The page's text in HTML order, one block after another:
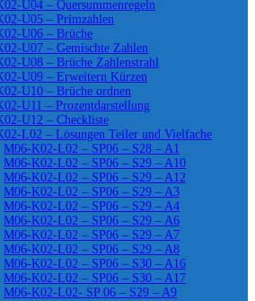
U04 – Quersummenregeln
U05 – Primzahlen
U06 – Brüche
U07 – Gemischte Zahlen
U08 – Brüche Zahlenstrahl
U09 – Erweitern Kürzen
U10 – Brüche ordnen
U11 – Prozentdarstellung
U12 – Checkliste
L02 – Lösungen Teiler und Vielfache
M06-K02-L02 – SP06 – S28 – A1
M06-K02-L02 – SP06 – S29 – A10
M06-K02-L02 – SP06 – S29 – A12
M06-K02-L02 – SP06 – S29 – A3
M06-K02-L02 – SP06 – S29 – A4
M06-K02-L02 – SP06 – S29 – A6
M06-K02-L02 – SP06 – S29 – A7
M06-K02-L02 – SP06 – S29 – A8
M06-K02-L02 – SP06 – S30 – A16
M06-K02-L02 – SP06 – S30 – A17
M06-K02-L02- SP 06 – S29 – A9